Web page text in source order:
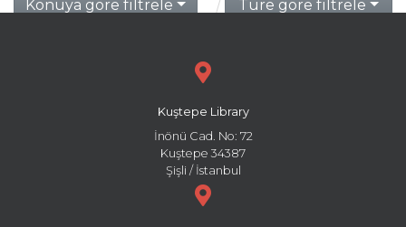
Konuya göre filtrele Türe göre filtrele
Kuştepe Library
İnönü Cad. No: 72
Kuştepe 34387
Şişli / İstanbul